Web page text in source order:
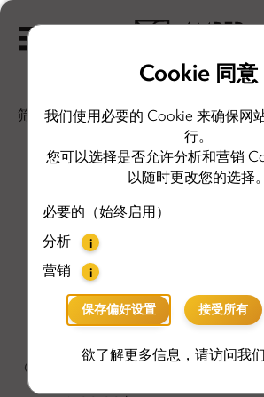
筛选
Carmen 银色红琥珀项链
Cookie 同意
我们使用必要的 Cookie 来确保网
行。
您可以选择是否允许分析和营销
以随时更改您的选择。
必要的（始终启用）
分析
i
营销 i
保存偏好设置 接受所有
欲了解更多信息，请访问我